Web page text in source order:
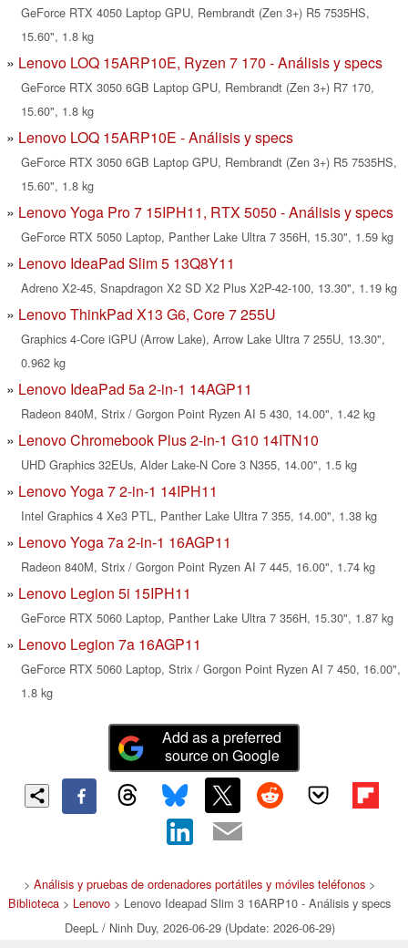
GeForce RTX 4050 Laptop GPU, Rembrandt (Zen 3+) R5 7535HS,
15.60", 1.8 kg
Lenovo LOQ 15ARP10E, Ryzen 7 170 - Análisis y specs
GeForce RTX 3050 6GB Laptop GPU, Rembrandt (Zen 3+) R7 170,
15.60", 1.8 kg
Lenovo LOQ 15ARP10E - Análisis y specs
GeForce RTX 3050 6GB Laptop GPU, Rembrandt (Zen 3+) R5 7535HS,
15.60", 1.8 kg
Lenovo Yoga Pro 7 15IPH11, RTX 5050 - Análisis y specs
GeForce RTX 5050 Laptop, Panther Lake Ultra 7 356H, 15.30", 1.59 kg
Lenovo IdeaPad Slim 5 13Q8Y11
Adreno X2-45, Snapdragon X2 SD X2 Plus X2P-42-100, 13.30", 1.19 kg
Lenovo ThinkPad X13 G6, Core 7 255U
Graphics 4-Core iGPU (Arrow Lake), Arrow Lake Ultra 7 255U, 13.30",
0.962 kg
Lenovo IdeaPad 5a 2-in-1 14AGP11
Radeon 840M, Strix / Gorgon Point Ryzen AI 5 430, 14.00", 1.42 kg
Lenovo Chromebook Plus 2-in-1 G10 14ITN10
UHD Graphics 32EUs, Alder Lake-N Core 3 N355, 14.00", 1.5 kg
Lenovo Yoga 7 2-in-1 14IPH11
Intel Graphics 4 Xe3 PTL, Panther Lake Ultra 7 355, 14.00", 1.38 kg
Lenovo Yoga 7a 2-in-1 16AGP11
Radeon 840M, Strix / Gorgon Point Ryzen AI 7 445, 16.00", 1.74 kg
Lenovo Legion 5i 15IPH11
GeForce RTX 5060 Laptop, Panther Lake Ultra 7 356H, 15.30", 1.87 kg
Lenovo Legion 7a 16AGP11
GeForce RTX 5060 Laptop, Strix / Gorgon Point Ryzen AI 7 450, 16.00",
1.8 kg
Add as a preferred
source on Google
> Análisis y pruebas de ordenadores portátiles y móviles teléfonos >
Biblioteca > Lenovo > Lenovo Ideapad Slim 3 16ARP10 - Análisis y specs
DeepL / Ninh Duy, 2026-06-29 (Update: 2026-06-29)